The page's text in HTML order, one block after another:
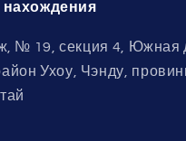
№ 19, секция 4, Южная
Ухоу, Чэнду,